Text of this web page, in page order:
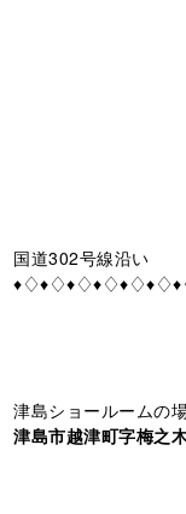
国道302号線沿い
津島ショールームの場
津島市越津町字梅之